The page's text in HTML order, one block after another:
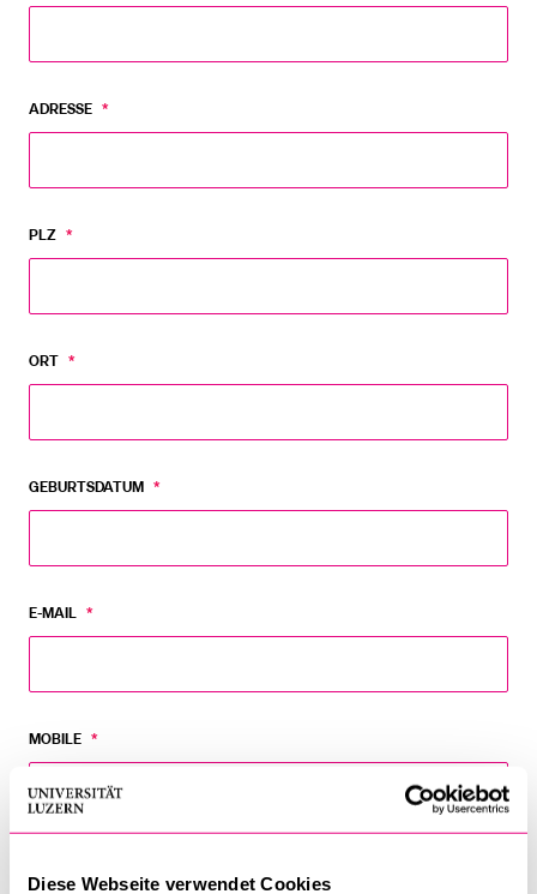
Diese Webseite verwendet Cookies
ADRESSE *
PLZ *
ORT *
GEBURTSDATUM *
E-MAIL *
MOBILE *